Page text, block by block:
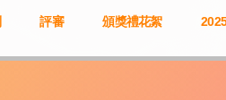
評審 頒獎禮花絮